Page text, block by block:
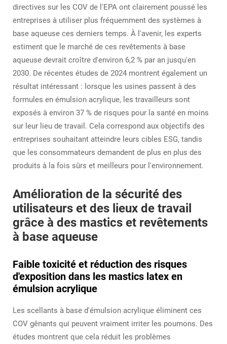
directives sur les COV de l'EPA ont clairement poussé les
entreprises à utiliser plus fréquemment des systèmes à
base aqueuse ces derniers temps. À l'avenir, les experts
estiment que le marché de ces revêtements à base
aqueuse devrait croître d'environ 6,2 % par an jusqu'en
2030. De récentes études de 2024 montrent également un
résultat intéressant : lorsque les usines passent à des
formules en émulsion acrylique, les travailleurs sont
exposés à environ 37 % de risques pour la santé en moins
sur leur lieu de travail. Cela correspond aux objectifs des
entreprises souhaitant atteindre leurs cibles ESG, tandis
que les consommateurs demandent de plus en plus des
produits à la fois sûrs et meilleurs pour l'environnement.
Amélioration de la sécurité des
utilisateurs et des lieux de travail
grâce à des mastics et revêtements
à base aqueuse
Faible toxicité et réduction des risques
d'exposition dans les mastics latex en
émulsion acrylique
Les scellants à base d'émulsion acrylique éliminent ces
COV gênants qui peuvent vraiment irriter les poumons. Des
études montrent que cela réduit les problèmes